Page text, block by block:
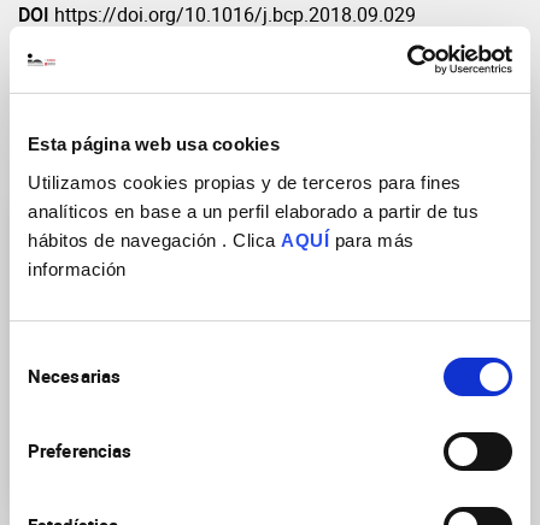
Esta página web usa cookies
Utilizamos cookies propias y de terceros para fines
analíticos en base a un perfil elaborado a partir de tus
hábitos de navegación . Clica AQUÍ para más
información
Necesarias
Preferencias
DOI https://doi.org/10.1016/j.bcp.2018.09.029
Grupos de Investigación
Neuropsicofarmacología
traslacional de las
neurológicas y
psiquiátricas